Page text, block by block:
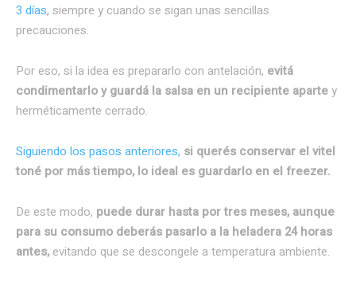
3 días, siempre y cuando se sigan unas sencillas
precauciones.
Por eso, si la idea es prepararlo con antelación, evitá
condimentarlo y guardá la salsa en un recipiente apartey
herméticamente cerrado.
Siguiendo los pasos anteriores, si querés conservar el vitel
toné por más tiempo, lo ideal es guardarlo en el freezer.
De este modo, puede durar hasta por tres meses, aunque
para su consumo deberás pasarlo a la heladera 24 horas
antes, evitando que se descongele a temperatura ambiente.